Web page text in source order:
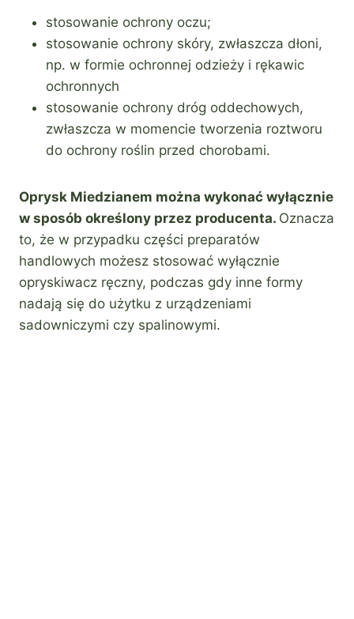
stosowanie ochrony oczu;
stosowanie ochrony skóry, zwłaszcza dłoni,
np. w formie ochronnej odzieży i rękawic
ochronnych
stosowanie ochrony dróg oddechowych,
zwłaszcza w momencie tworzenia roztworu
do ochrony roślin przed chorobami.
Oprysk Miedzianem można wykonać wyłącznie
w sposób określony przez producenta. Oznacza
to, że w przypadku części preparatów
handlowych możesz stosować wyłącznie
opryskiwacz ręczny, podczas gdy inne formy
nadają się do użytku z urządzeniami
sadowniczymi czy spalinowymi.